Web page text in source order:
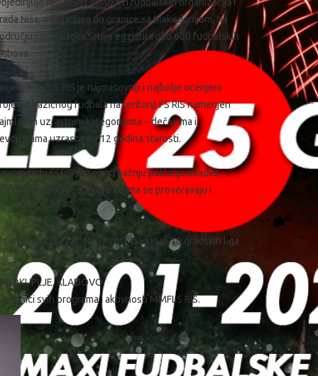
Niša, od Кladova do granice sa Makedonijom. Na
juga i istoka Srbije egzistira oko 600 fudbalskih
MMFLS RIS je najmasovniji i najbolje ocenjeni
bazičnog fudbala na teritoriji FS RIS namenjen
uzrastnim kategorijama – dečacima i
uzrasta 4 – 12 godina starosti.
svom radu FSRIS posebnu pažnju poklanja mlađim
fudbala i selekcije kojima se proveravaju i
Kruševac, Niš i Pirot). Danas je 10 gradskih liga
КLADOVO.
svih programa i aktivnosti MMFLS RIS.